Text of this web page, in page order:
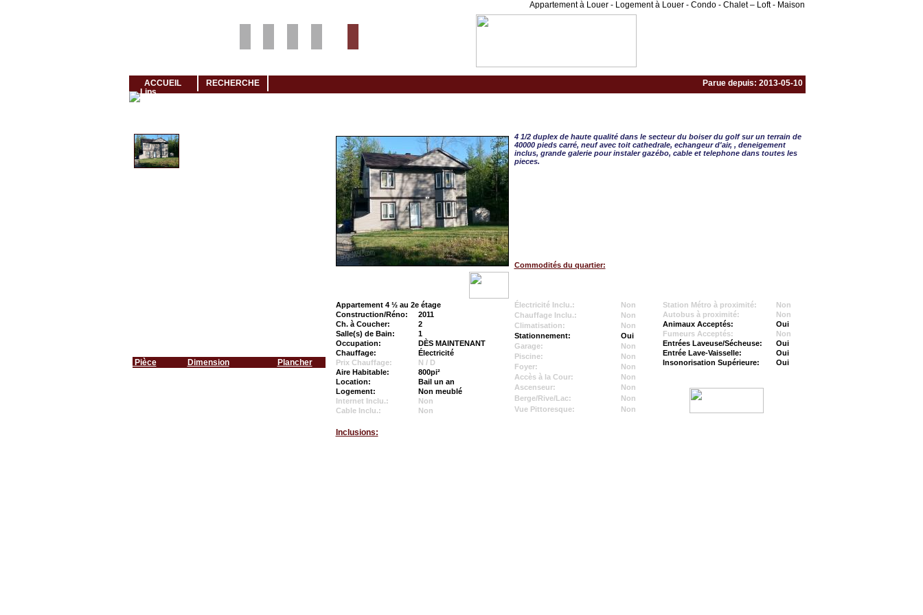
Appartement à Louer - Logement à Louer - Condo - Chalet – Loft - Maison
ACCUEIL RECHERCHE Parue depuis: 2013-05-10
Pièce Dimension Plancher
4 1/2 duplex de haute qualité dans le secteur du boiser du golf sur un terrain de
40000 pieds carré, neuf avec toit cathedrale, echangeur d'air, , deneigement
inclus, grande galerie pour instaler gazébo, cable et telephone dans toutes les
pieces.
Commodités du quartier:
Appartement 4 ½ au 2e étage
Construction/Réno:
2011
Ch. à Coucher:
2
Salle(s) de Bain:
1
Occupation:
DÈS MAINTENANT
Chauffage:
Électricité
Prix Chauffage:
N / D
Aire Habitable:
800pi²
Location:
Bail un an
Logement:
Non meublé
Internet Inclu.:
Non
Cable Inclu.:
Non
Électricité Inclu.:
Non
Chauffage Inclu.:
Non
Climatisation:
Non
Stationnement:
Oui
Garage:
Non
Piscine:
Non
Foyer:
Non
Accès à la Cour:
Non
Ascenseur:
Non
Berge/Rive/Lac:
Non
Vue Pittoresque:
Non
Station Métro à proximité:
Non
Autobus à proximité:
Non
Animaux Acceptés:
Oui
Fumeurs Acceptés:
Non
Entrées Laveuse/Sécheuse:
Oui
Entrée Lave-Vaisselle:
Oui
Insonorisation Supérieure:
Oui
Inclusions: